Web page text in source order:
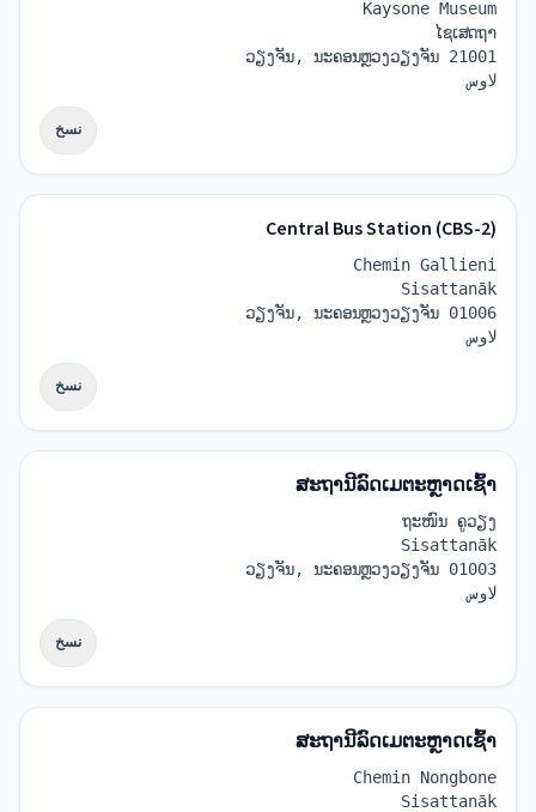
Kaysone Museum
ໄຊເສດຖາ
ວຽງຈັນ, ນະຄອນຫຼວງວຽງຈັນ 21001
لاوس
نسخ
Central Bus Station (CBS-2)
Chemin Gallieni
Sisattanāk
ວຽງຈັນ, ນະຄອນຫຼວງວຽງຈັນ 01006
لاوس
نسخ
ສະຖານີລົດເມຕະຫຼາດເຊົ້າ
ຖະໜົນ ຄູວຽງ
Sisattanāk
ວຽງຈັນ, ນະຄອນຫຼວງວຽງຈັນ 01003
لاوس
نسخ
ສະຖານີລົດເມຕະຫຼາດເຊົ້າ
Chemin Nongbone
Sisattanāk